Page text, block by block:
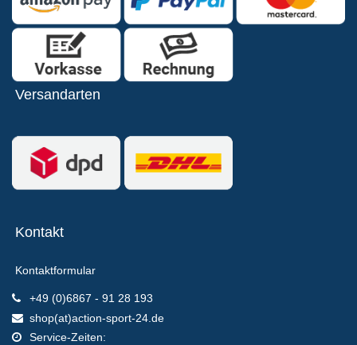
Versandarten
Kontakt
Kontaktformular
+49 (0)6867 - 91 28 193
shop(at)action-sport-24.de
Service-Zeiten: